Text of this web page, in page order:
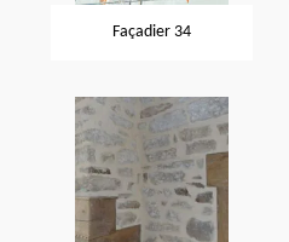
Façadier 34